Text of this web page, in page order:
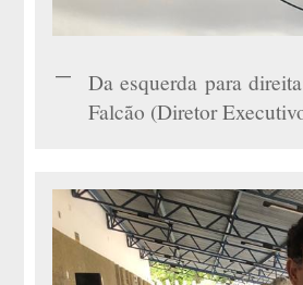
Da esquerda para
Falcão (Diretor